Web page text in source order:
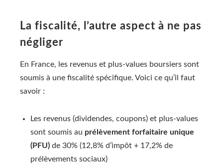
La fiscalité, l’autre aspect à ne pas
négliger
En France, les revenus et plus-values boursiers sont
soumis à une fiscalité spécifique. Voici ce qu’il faut
savoir :
Les revenus (dividendes, coupons) et plus-values
sont soumis au prélèvement forfaitaire unique
(PFU) de 30% (12,8% d’impôt + 17,2% de
prélèvements sociaux)